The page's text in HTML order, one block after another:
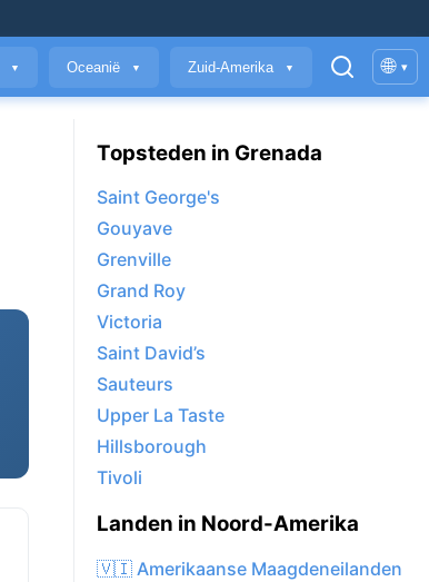
▼ Oceanië ▼ Zuid-Amerika ▼ 🌐 ▾
Topsteden in Grenada
Saint George's
Gouyave
Grenville
Grand Roy
Victoria
Saint David’s
Sauteurs
Upper La Taste
Hillsborough
Tivoli
Landen in Noord-Amerika
🇻🇮 Amerikaanse Maagdeneilanden